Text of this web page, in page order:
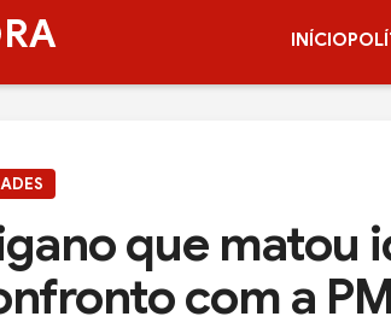
RA INÍCIO
que matou
com a